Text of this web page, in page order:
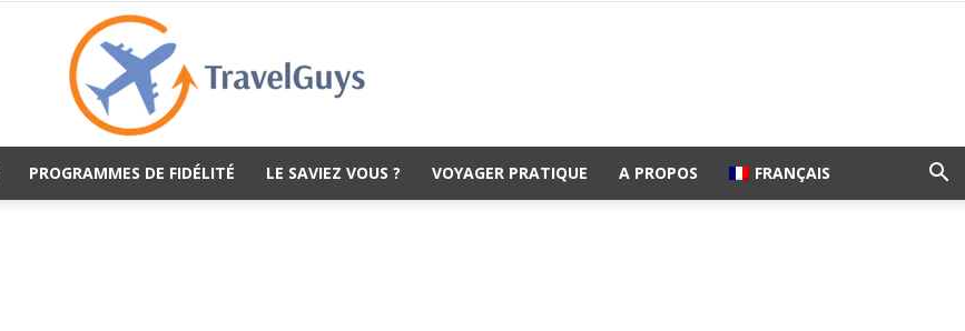
PROGRAMMES DE FIDÉLITÉ LE SAVIEZ VOUS ? VOYAGER PRATIQUE A PROPOS FRANÇAIS